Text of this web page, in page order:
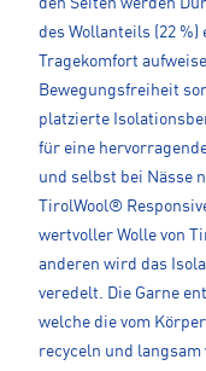
den Seiten werden
des Wollanteils (22
Tragekomfort
Bewegungsfreiheit
platzierte
für eine
und selbst bei Nässe
TirolWool®
wertvoller Wolle von
anderen wird das
veredelt. Die Garne
welche die vom
recyceln und